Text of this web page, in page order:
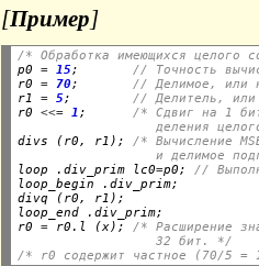
[Пример]
/* Обработка имеющихся целого
p0 = 15; // Точность
r0 = 70; // Делимое, или
r1 = 5; // Делитель, или
r0 <<= 1; /* Сдвиг на 1
деления
divs (r0, r1); /* Вычисление
и делимое
loop .div_prim lc0=p0; //
loop_begin .div_prim;
divq (r0, r1);
loop_end .div_prim;
r0 = r0.l (x); /* Расширение
                  32 бит. */
/* r0 содержит частное (70/5